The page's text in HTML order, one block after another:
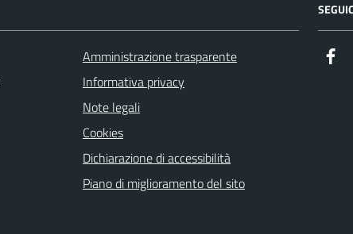
Amministrazione trasparente
Informativa privacy
Note legali
Cookies
Dichiarazione di accessibilità
Piano di miglioramento del sito